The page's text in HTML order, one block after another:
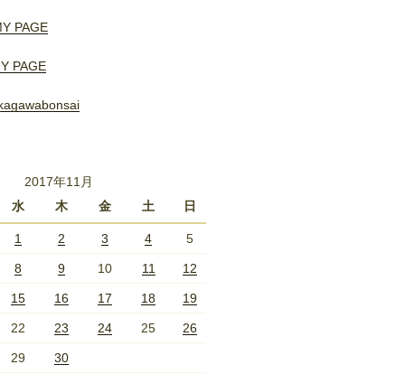
PAGE
PAGE
2017年11月
水 木 金 土 日
1 2 3 4 5
8 9 10 11 12
15 16 17 18 19
22 23 24 25 26
29 30